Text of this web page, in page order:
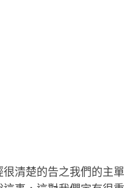
清楚的告之我們的主單